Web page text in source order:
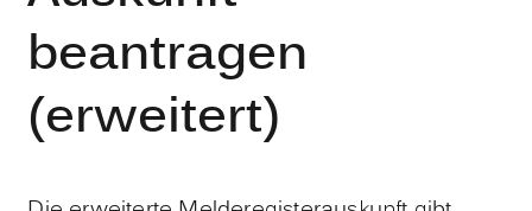
beantragen
(erweitert)